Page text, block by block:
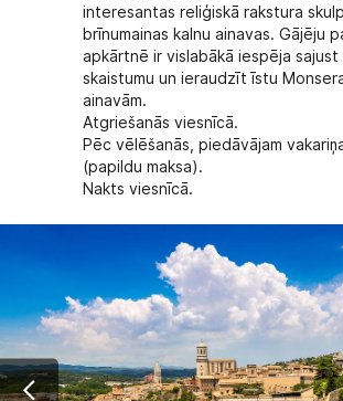
interesantas reliģiskā rakstura
brīnumainas kalnu ainavas. Gājēju
apkārtnē ir vislabākā iespēja
skaistumu un ieraudzīt īstu
ainavām.
Atgriešanās viesnīcā.
Pēc vēlēšanās, piedāvājam
(papildu maksa).
Nakts viesnīcā.